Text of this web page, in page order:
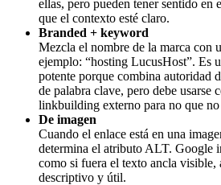
ellas, pero pueden tener sentido en
que el contexto esté claro.
Branded + keyword
Mezcla el nombre de la marca con
ejemplo: “hosting LucusHost”. Es
potente porque combina autoridad
de palabra clave, pero debe usarse
linkbuilding externo para no que
De imagen
Cuando el enlace está en una
determina el atributo ALT. Google
como si fuera el texto ancla visible,
descriptivo y útil.